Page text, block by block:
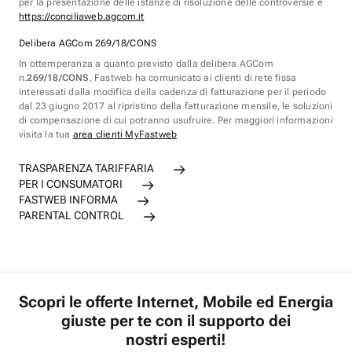
per la presentazione delle istanze di risoluzione delle controversie è
https://conciliaweb.agcom.it
Delibera AGCom 269/18/CONS
In ottemperanza a quanto previsto dalla delibera AGCom
n.269/18/CONS , Fastweb ha comunicato ai clienti di rete fissa
interessati dalla modifica della cadenza di fatturazione per il periodo
dal 23 giugno 2017 al ripristino della fatturazione mensile, le soluzioni
di compensazione di cui potranno usufruire. Per maggiori informazioni
visita la tua area clienti MyFastweb
TRASPARENZA TARIFFARIA
PER I CONSUMATORI
FASTWEB INFORMA
PARENTAL CONTROL
Scopri le offerte Internet, Mobile ed Energia
giuste per te con il supporto dei
nostri esperti!